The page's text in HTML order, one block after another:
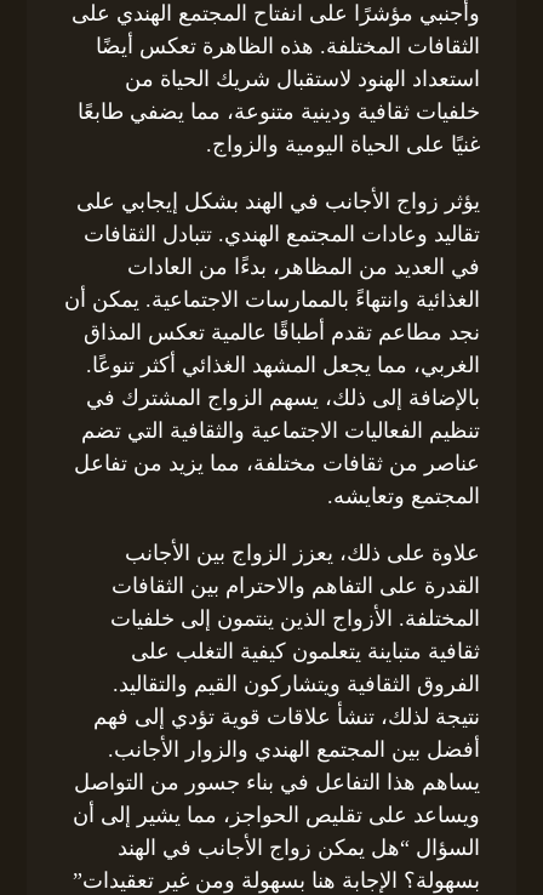
وأجنبي مؤشرًا على انفتاح المجتمع الهندي على
الثقافات المختلفة. هذه الظاهرة تعكس أيضًا
استعداد الهنود لاستقبال شريك الحياة من
خلفيات ثقافية ودينية متنوعة، مما يضفي طابعًا
غنيًا على الحياة اليومية والزواج.
يؤثر زواج الأجانب في الهند بشكل إيجابي على
تقاليد وعادات المجتمع الهندي. تتبادل الثقافات
في العديد من المظاهر، بدءًا من العادات
الغذائية وانتهاءً بالممارسات الاجتماعية. يمكن أن
نجد مطاعم تقدم أطباقًا عالمية تعكس المذاق
الغربي، مما يجعل المشهد الغذائي أكثر تنوعًا.
بالإضافة إلى ذلك، يسهم الزواج المشترك في
تنظيم الفعاليات الاجتماعية والثقافية التي تضم
عناصر من ثقافات مختلفة، مما يزيد من تفاعل
المجتمع وتعايشه.
علاوة على ذلك، يعزز الزواج بين الأجانب
القدرة على التفاهم والاحترام بين الثقافات
المختلفة. الأزواج الذين ينتمون إلى خلفيات
ثقافية متباينة يتعلمون كيفية التغلب على
الفروق الثقافية ويتشاركون القيم والتقاليد.
نتيجة لذلك، تنشأ علاقات قوية تؤدي إلى فهم
أفضل بين المجتمع الهندي والزوار الأجانب.
يساهم هذا التفاعل في بناء جسور من التواصل
ويساعد على تقليص الحواجز، مما يشير إلى أن
السؤال “هل يمكن زواج الأجانب في الهند
بسهولة؟ الإجابة هنا بسهولة ومن غير تعقيدات”